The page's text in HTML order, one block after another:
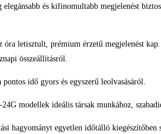
és kifinomultabb megjelenést
letisztult, prémium érzetű megjelenést
összeállításról.
idő gyors és egyszerű leolvasásáról.
modellek ideális társak munkához,
hagyományt egyetlen időtálló kiegészítőben